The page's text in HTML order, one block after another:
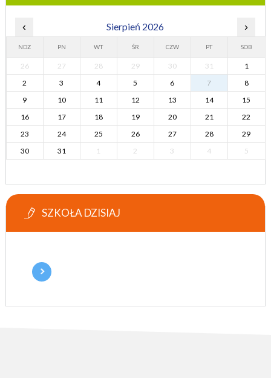
‹ Sierpień 2026 ›
NDZ PN WT ŚR CZW PT SOB
26 27 28 29 30 31
1
2
3 4 5 6 7
8
9
10 11 12 13 14
15
16
17 18 19 20 21
22
23
24 25 26 27 28
29
30
31 1 2 3 4 5
SZKOŁA DZISIAJ